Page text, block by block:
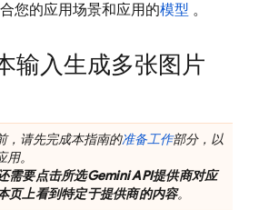
您的应用场景和应用的模型 。
输入生成多张图片
，请先完成本指南的准备工作部分，以
。
需要点击所选Gemini API提供商对应
页上看到特定于提供商的内容。